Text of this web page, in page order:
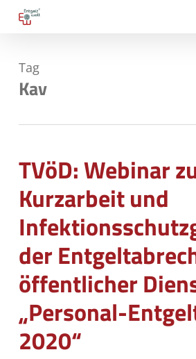
Skip
content
Tag
Kav
TVöD: Webinar
Kurzarbeit und
der
öffentlicher
„Personal-
2020“